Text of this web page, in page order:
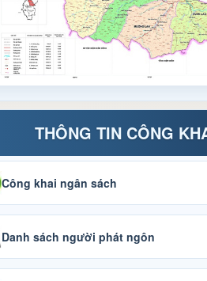
THÔNG TIN CÔNG
Công khai ngân sách
Danh sách người phát ngôn